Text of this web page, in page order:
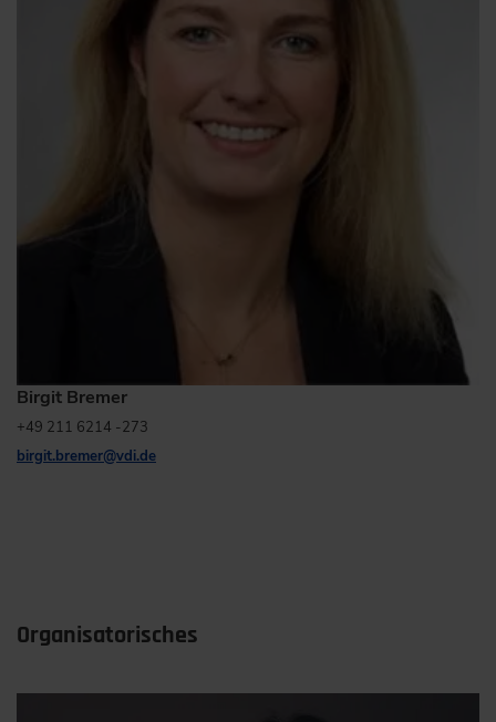
Birgit Bremer
+49 211 6214 -273
birgit.bremer@vdi.de
Organisatorisches